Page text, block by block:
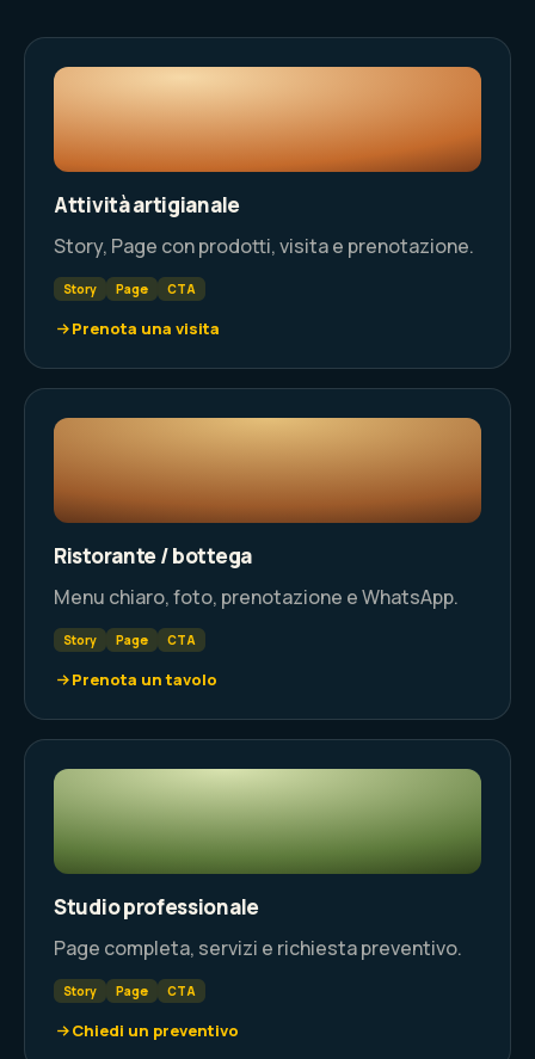
Attività artigianale
Story, Page con prodotti, visita e prenotazione.
Story Page CTA
Prenota una visita
Ristorante / bottega
Menu chiaro, foto, prenotazione e WhatsApp.
Story Page CTA
Prenota un tavolo
Studio professionale
Page completa, servizi e richiesta preventivo.
Story Page CTA
Chiedi un preventivo